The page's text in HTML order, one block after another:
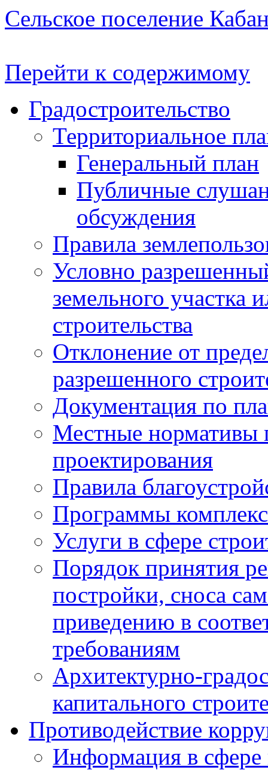
Сельское поселение
Перейти к содержимому
Градостроительство
Территориальное
Генеральный план
Публичные
обсуждения
Правила
Условно
земельного участка
строительства
Отклонение от
разрешенного
Документация по
Местные нормативы
проектирования
Правила
Программы
Услуги в сфере
Порядок принятия
постройки, сноса
приведению в
требованиям
Архитектурно-
капитального
Противодействие
Информация в сфере